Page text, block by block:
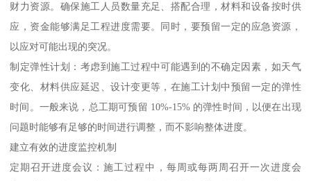
财力资源。确保施工人员数量充足、搭配合理，材料和设备按时供
应，资金能够满足工程进度需要。同时，要预留一定的应急资源，
以应对可能出现的突况。
制定弹性计划：考虑到施工过程中可能遇到的不确定因素，如天气
变化、材料供应延迟、设计变更等，在施工计划中预留一定的弹性
时间。一般来说，总工期可预留 10%-15% 的弹性时间，以便在出现
问题时能够有足够的时间进行调整，而不影响整体进度。
建立有效的进度监控机制
定期召开进度会议：施工过程中，每周或每两周召开一次进度会